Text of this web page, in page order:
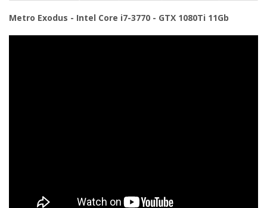
Metro Exodus - Intel Core i7-3770 - GTX 1080Ti 11Gb